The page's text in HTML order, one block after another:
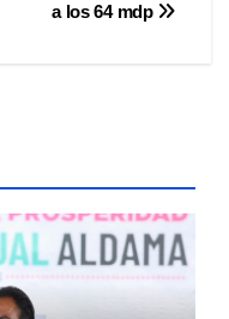
a los 64 mdp